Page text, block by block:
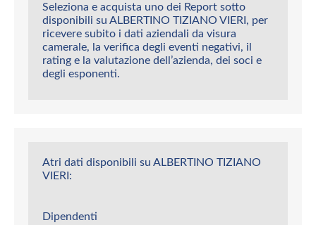
Seleziona e acquista uno dei Report sotto
disponibili su ALBERTINO TIZIANO VIERI, per
ricevere subito i dati aziendali da visura
camerale, la verifica degli eventi negativi, il
rating e la valutazione dell’azienda, dei soci e
degli esponenti.
Atri dati disponibili su ALBERTINO TIZIANO
VIERI:
Dipendenti